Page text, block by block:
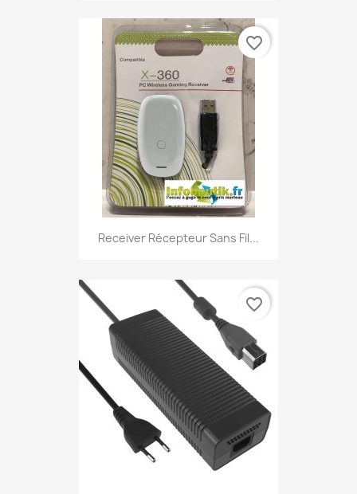
Receiver Récepteur Sans Fil...
favorite_border
favorite_border